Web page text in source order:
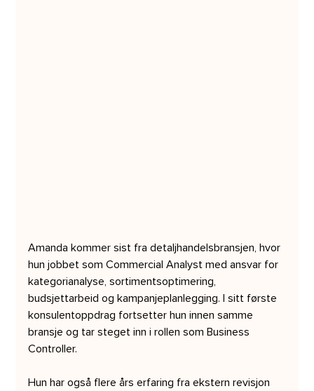
Amanda kommer sist fra detaljhandelsbransjen, hvor
hun jobbet som Commercial Analyst med ansvar for
kategorianalyse, sortimentsoptimering,
budsjettarbeid og kampanjeplanlegging. I sitt første
konsulentoppdrag fortsetter hun innen samme
bransje og tar steget inn i rollen som Business
Controller.
Hun har også flere års erfaring fra ekstern revisjon